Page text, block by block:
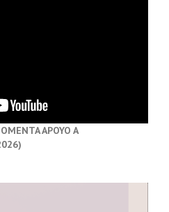
APOYO A